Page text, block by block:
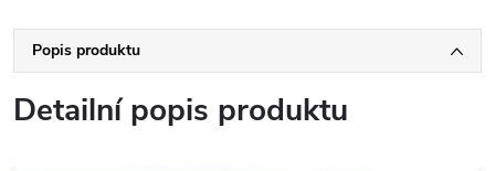
Popis produktu
Detailní popis produktu